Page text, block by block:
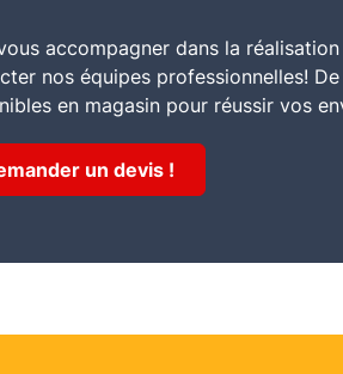
accompagner dans la
nos équipes professionnelles!
en magasin pour réussir vos
un devis !